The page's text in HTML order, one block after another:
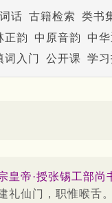
词话 古籍检索 类书
正韵 中原音韵 中
词入门 公开课 学
皇帝·授张锡工部尚
礼仙门，职惟喉舌